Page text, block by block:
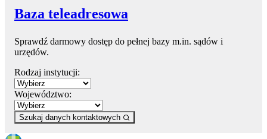
Baza teleadresowa
Sprawdź darmowy dostęp do pełnej bazy m.in. sądów i
urzędów.
Rodzaj instytucji:
Województwo:
Szukaj danych kontaktowych